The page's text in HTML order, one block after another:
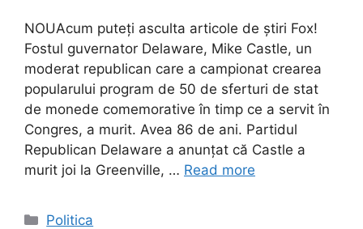
NOUAcum puteți asculta articole de știri Fox!
Fostul guvernator Delaware, Mike Castle, un
moderat republican care a campionat crearea
popularului program de 50 de sferturi de stat
de monede comemorative în timp ce a servit în
Congres, a murit. Avea 86 de ani. Partidul
Republican Delaware a anunțat că Castle a
murit joi la Greenville, … Read more
Categories
Politica